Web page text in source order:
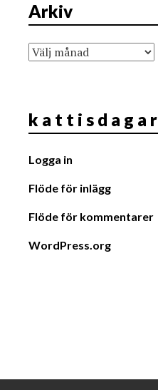
Arkiv
Arkiv
k a t t i s d a g a r
Logga in
Flöde för inlägg
Flöde för kommentarer
WordPress.org